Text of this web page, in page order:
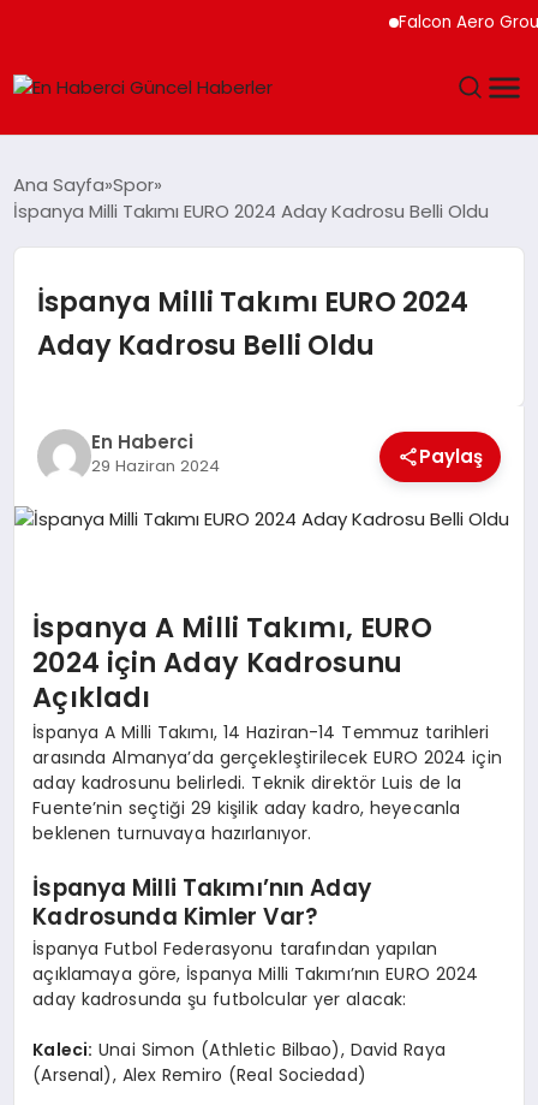
Falcon Aero
SPOR
SAĞLIK
TEKNOLOJI
DÜNYA
SIYASET
Ana Sayfa Spor
İspanya Milli Takımı EURO 2024 Aday Kadrosu Belli Oldu
İspanya Milli Takımı EURO 2024
Aday Kadrosu Belli Oldu
En Haberci
29 Haziran 2024 Paylaş
İspanya A Milli Takımı, EURO
2024 için Aday Kadrosunu
Açıkladı
İspanya A Milli Takımı, 14 Haziran-14 Temmuz tarihleri
arasında Almanya’da gerçekleştirilecek EURO 2024 için
aday kadrosunu belirledi. Teknik direktör Luis de la
Fuente’nin seçtiği 29 kişilik aday kadro, heyecanla
beklenen turnuvaya hazırlanıyor.
İspanya Milli Takımı’nın Aday
Kadrosunda Kimler Var?
İspanya Futbol Federasyonu tarafından yapılan
açıklamaya göre, İspanya Milli Takımı’nın EURO 2024
aday kadrosunda şu futbolcular yer alacak:
Kaleci: Unai Simon (Athletic Bilbao), David Raya
(Arsenal), Alex Remiro (Real Sociedad)